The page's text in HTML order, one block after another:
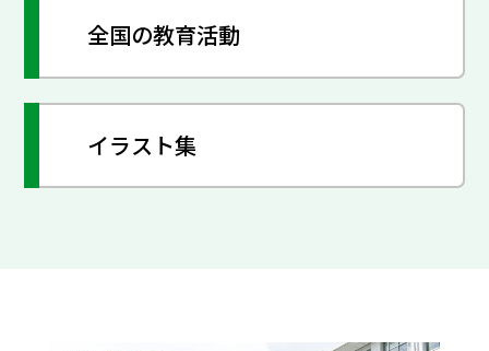
全国の教育活動
イラスト集